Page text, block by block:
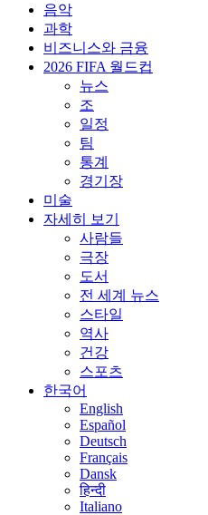
음악
과학
비즈니스와 금융
2026 FIFA 월드컵
뉴스
조
일정
팀
통계
경기장
미술
자세히 보기
사람들
극장
도서
전 세계 뉴스
스타일
역사
건강
스포츠
한국어
English
Español
Deutsch
Français
Dansk
हिन्दी
Italiano